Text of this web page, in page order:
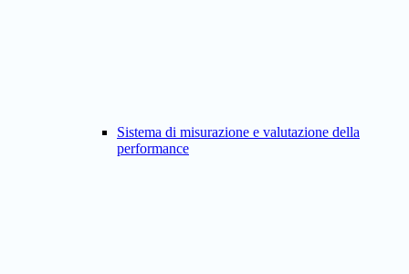
Sistema di misurazione e valutazione della
performance